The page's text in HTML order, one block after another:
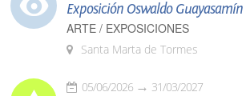
Exposición Oswaldo Guayasamín
ARTE / EXPOSICIONES
Santa Marta de Tormes
05/06/2026 31/03/2027